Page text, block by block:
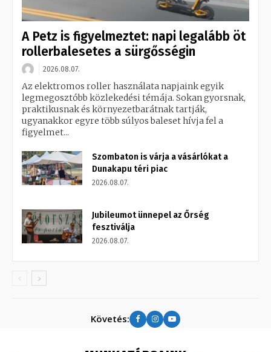
A Petz is figyelmeztet: napi legalább öt
rollerbalesetes a sürgősségin
2026.08.07.
Az elektromos roller használata napjaink egyik
legmegosztóbb közlekedési témája. Sokan gyorsnak,
praktikusnak és környezetbarátnak tartják,
ugyanakkor egyre több súlyos baleset hívja fel a
figyelmet...
Szombaton is várja a vásárlókat a
Dunakapu téri piac
2026.08.07.
Jubileumot ünnepel az Őrség
fesztiválja
2026.08.07.
Követés: